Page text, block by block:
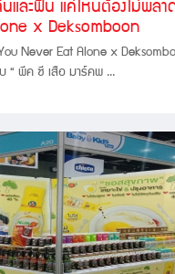
ละฟิน แค่ไหนต้องไม่พลา
x Deksomboon
Never Eat Alone x
“ พีค ซี เสือ มาร์คพ ...